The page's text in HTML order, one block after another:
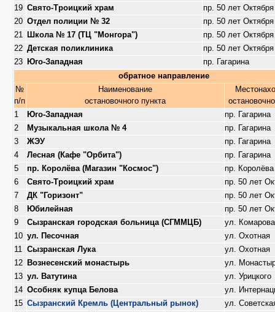
19 Свято-Троицкий храм
пр. 50 лет Октября
20 Отдел полиции № 32
пр. 50 лет Октября
21
Школа № 17 (ТЦ "Монгора")
пр. 50 лет Октября
22 Детская поликлиника
пр. 50 лет Октября
23
Юго-Западная
пр. Гагарина
обратное направление
№
п/п
Наименование
остановочного пункта
1
Юго-Западная
пр. Гагарина
2
Музыкальная школа № 4
пр. Гагарина
3
ЖЭУ
пр. Гагарина
4
Лесная (Кафе "Орбита")
пр. Гагарина
5
пр. Королёва (Магазин "Космос")
пр. Королёва
6
Свято-Троицкий храм
пр. 50 лет
7
ДК "Горизонт"
пр. 50 лет
8
Юбилейная
пр. 50 лет
9
Сызранская городская больница (СГММЦБ)
ул. Комарова
10 ул. Песочная
ул. Охотная
11
Сызранская Лука
ул. Охотная
12
Вознесенский монастырь
ул.
13 ул. Ватутина
ул. Урицкого
14 Особняк купца Белова
ул.
15 Сызранский Кремль (Центральный рынок)
ул.